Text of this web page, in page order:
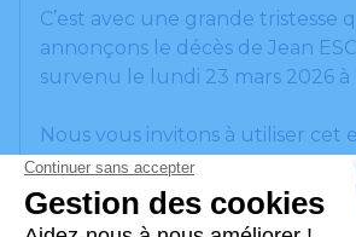
C’est avec une grande tristesse
annonçons le décès de Jean
survenu le lundi 23 mars 2026 à
Nous vous invitons à utiliser cet
laisser vos condoléances,
souvenirs, une anecdote ou
pensées à travers des poèmes